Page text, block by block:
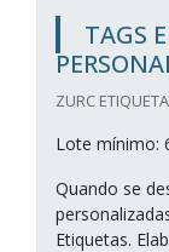
TAGS
ZURC
Lote mínimo:
Quando se
Etiquetas.